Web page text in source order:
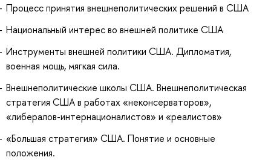
Процесс принятия внешнеполитических решений в США
Национальный интерес во внешней политике США
Инструменты внешней политики США. Дипломатия,
военная мощь, мягкая сила.
Внешнеполитические школы США. Внешнеполитическая
стратегия США в работах «неконсерваторов»,
«либералов-интернационалистов» и «реалистов»
«Большая стратегия» США. Понятие и основные
положения.